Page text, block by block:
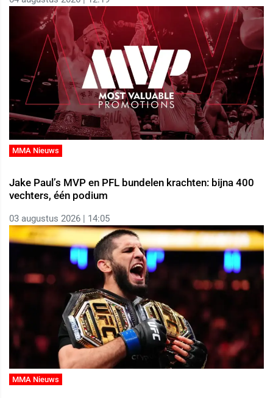
MMA Nieuws
Jake Paul’s MVP en PFL bundelen krachten: bijna 400
vechters, één podium
03 augustus 2026 | 14:05
MMA Nieuws